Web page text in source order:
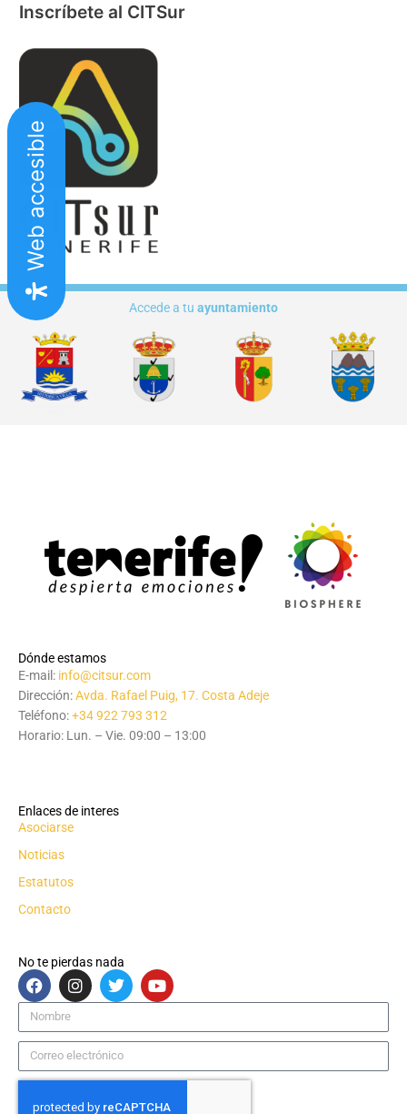
Inscríbete al CITSur
Accede a tu ayuntamiento
Dónde estamos
E-mail: info@citsur.com
Dirección:Avda. Rafael Puig, 17. Costa Adeje
Teléfono:+34 922 793 312
Horario: Lun. – Vie. 09:00 – 13:00
Enlaces de interes
Asociarse
Noticias
Estatutos
Contacto
No te pierdas nada
F
a
c
e
b
o
o
I
n
s
a
g
r
m
T
w
i
t
e
r
Y
o
u
u
e
Nombre
Correo
electrónico
Web accesible